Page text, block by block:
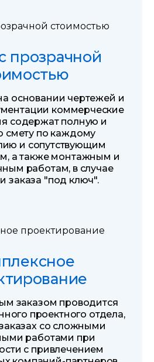
прозрачной
основании чертежей и
коммерческие
содержат полную и
смету по каждому
и сопутствующим
а также монтажным и
работам, в случае
заказа "под ключ".
заказом проводится
проектного отдела,
со сложными
работами при
с привлечением